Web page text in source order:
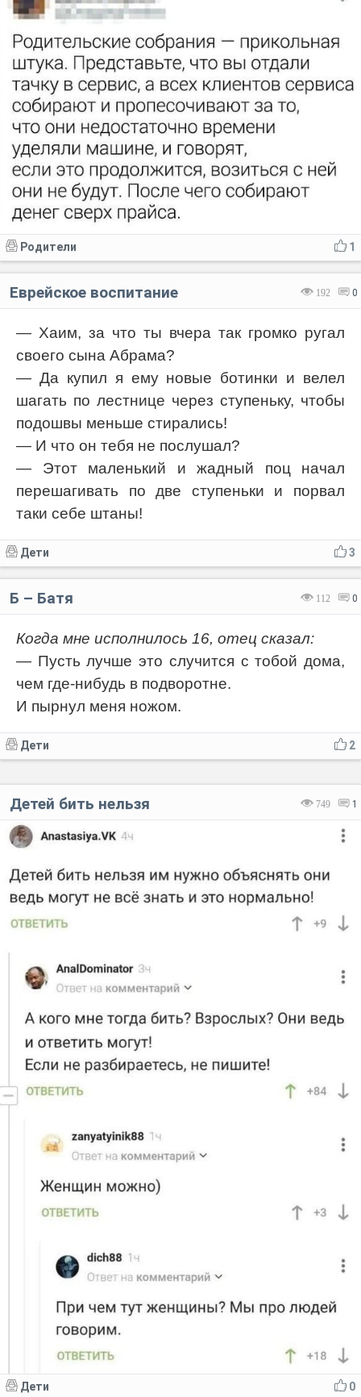
1
Родители
192 0
Еврейское воспитание
— Хаим, за что ты вчера так громко ругал
своего сына Абрама?
— Да купил я ему новые ботинки и велел
шагать по лестнице через ступеньку, чтобы
подошвы меньше стирались!
— И что он тебя не послушал?
— Этот маленький и жадный поц начал
перешагивать по две ступеньки и порвал
таки себе штаны!
3
Дети
112 0
Б – Батя
Когда мне исполнилось 16, отец сказал:
— Пусть лучше это случится с тобой дома,
чем где-нибудь в подворотне.
И пырнул меня ножом.
2
Дети
749 1
Детей бить нельзя
0
Дети